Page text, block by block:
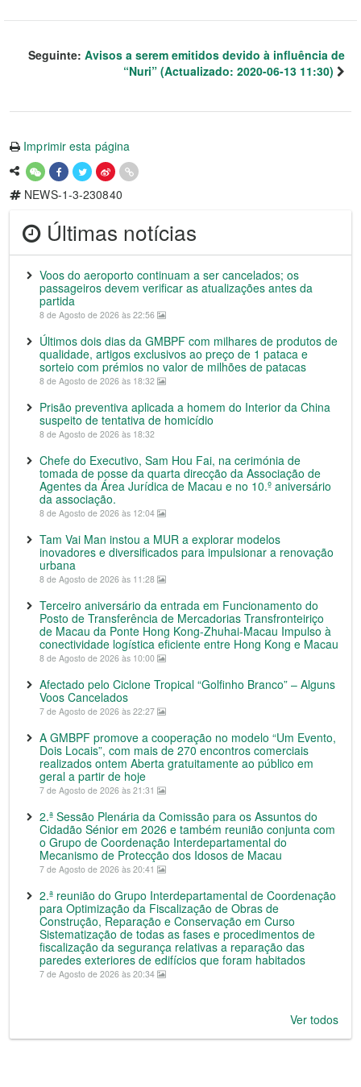
Seguinte: Avisos a serem emitidos devido à influência de
“Nuri” (Actualizado: 2020-06-13 11:30)
Imprimir esta página
NEWS-1-3-230840
Últimas notícias
Voos do aeroporto continuam a ser cancelados; os
passageiros devem verificar as atualizações antes da
partida
8 de Agosto de 2026 às 22:56
Últimos dois dias da GMBPF com milhares de produtos de
qualidade, artigos exclusivos ao preço de 1 pataca e
sorteio com prémios no valor de milhões de patacas
8 de Agosto de 2026 às 18:32
Prisão preventiva aplicada a homem do Interior da China
suspeito de tentativa de homicídio
8 de Agosto de 2026 às 18:32
Chefe do Executivo, Sam Hou Fai, na cerimónia de
tomada de posse da quarta direcção da Associação de
Agentes da Área Jurídica de Macau e no 10.º aniversário
da associação.
8 de Agosto de 2026 às 12:04
Tam Vai Man instou a MUR a explorar modelos
inovadores e diversificados para impulsionar a renovação
urbana
8 de Agosto de 2026 às 11:28
Terceiro aniversário da entrada em Funcionamento do
Posto de Transferência de Mercadorias Transfronteiriço
de Macau da Ponte Hong Kong-Zhuhai-Macau Impulso à
conectividade logística eficiente entre Hong Kong e Macau
8 de Agosto de 2026 às 10:00
Afectado pelo Ciclone Tropical “Golfinho Branco” – Alguns
Voos Cancelados
7 de Agosto de 2026 às 22:27
A GMBPF promove a cooperação no modelo “Um Evento,
Dois Locais”, com mais de 270 encontros comerciais
realizados ontem Aberta gratuitamente ao público em
geral a partir de hoje
7 de Agosto de 2026 às 21:31
2.ª Sessão Plenária da Comissão para os Assuntos do
Cidadão Sénior em 2026 e também reunião conjunta com
o Grupo de Coordenação Interdepartamental do
Mecanismo de Protecção dos Idosos de Macau
7 de Agosto de 2026 às 20:41
2.ª reunião do Grupo Interdepartamental de Coordenação
para Optimização da Fiscalização de Obras de
Construção, Reparação e Conservação em Curso
Sistematização de todas as fases e procedimentos de
fiscalização da segurança relativas a reparação das
paredes exteriores de edifícios que foram habitados
7 de Agosto de 2026 às 20:34
Ver todos